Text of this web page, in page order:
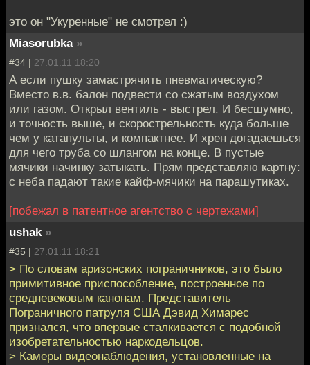
это он "Укуренные" не смотрел :)
Miasorubka »
#34 | 27.01.11 18:20
А если пушку замастрячить пневматическую?
Вместо в.в. балон подвести со сжатым воздухом
или газом. Открыл вентиль - выстрел. И бесшумно,
и точность выше, и скорострельность куда больше
чем у катапульты, и компактнее. И хрен догадаешься
для чего труба со шлангом на конце. В пустые
мячики начинку затыкать. Прям представляю картну:
с неба падают такие кайф-мячики на парашутиках.
[побежал в патентное агентство с чертежами]
ushak »
#35 | 27.01.11 18:21
> По словам аризонских пограничников, это было
примитивное приспособление, построенное по
средневековым канонам. Представитель
Пограничного патруля США Дэвид Химарес
признался, что впервые сталкивается с подобной
изобретательностью наркодельцов.
> Камеры видеонаблюдения, установленные на